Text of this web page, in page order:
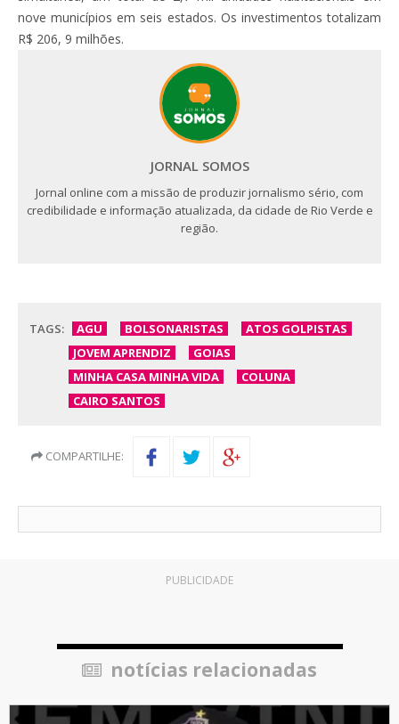
nove municípios em seis estados. Os investimentos totalizam
R$ 206, 9 milhões.
JORNAL SOMOS
Jornal online com a missão de produzir jornalismo sério, com
credibilidade e informação atualizada, da cidade de Rio Verde e
região.
TAGS: AGU BOLSONARISTAS
ATOS GOLPISTAS
JOVEM APRENDIZ
GOIAS
MINHA CASA MINHA VIDA
COLUNA
CAIRO SANTOS
COMPARTILHE:
PUBLICIDADE
notícias relacionadas